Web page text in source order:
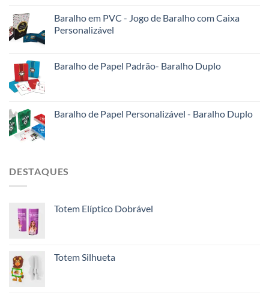
Baralho em PVC - Jogo de Baralho com Caixa
Personalizável
Baralho de Papel Padrão- Baralho Duplo
Baralho de Papel Personalizável - Baralho Duplo
DESTAQUES
Totem Elíptico Dobrável
Totem Silhueta